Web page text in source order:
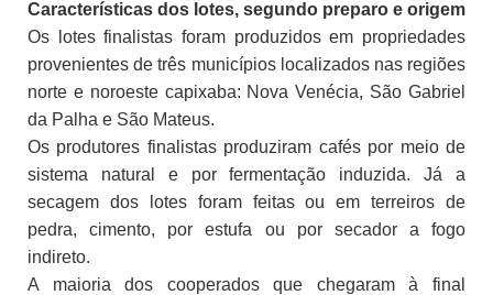
Características dos lotes, segundo preparo e origem
Os lotes finalistas foram produzidos em propriedades
provenientes de três municípios localizados nas regiões
norte e noroeste capixaba: Nova Venécia, São Gabriel
da Palha e São Mateus.
Os produtores finalistas produziram cafés por meio de
sistema natural e por fermentação induzida. Já a
secagem dos lotes foram feitas ou em terreiros de
pedra, cimento, por estufa ou por secador a fogo
indireto.
A maioria dos cooperados que chegaram à final